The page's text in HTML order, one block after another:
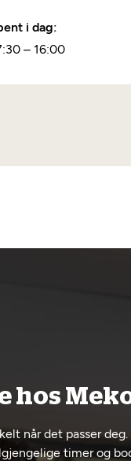
i dag:
– 16:00
hos
når det passer
timer og